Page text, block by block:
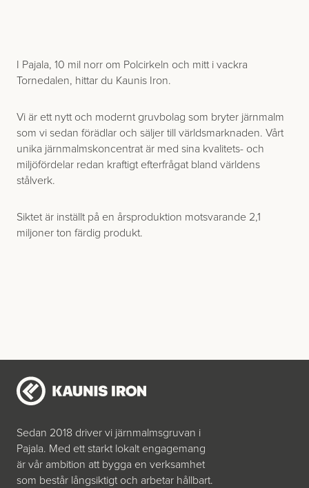
I Pajala, 10 mil norr om Polcirkeln och mitt i vackra
Tornedalen, hittar du Kaunis Iron.
Vi är ett nytt och modernt gruvbolag som bryter järnmalm
som vi sedan förädlar och säljer till världsmarknaden. Vårt
unika järnmalmskoncentrat är med sina kvalitets- och
miljöfördelar redan kraftigt efterfrågat bland världens
stålverk.
Siktet är inställt på en årsproduktion motsvarande 2,1
miljoner ton färdig produkt.
Sedan 2018 driver vi järnmalmsgruvan i
Pajala. Med ett starkt lokalt engagemang
är vår ambition att bygga en verksamhet
som består långsiktigt och arbetar hållbart.